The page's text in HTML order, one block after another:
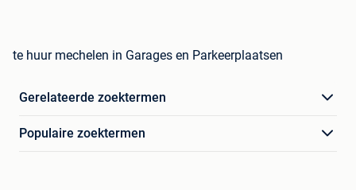
te huur mechelen in Garages en Parkeerplaatsen
Gerelateerde zoektermen
Populaire zoektermen